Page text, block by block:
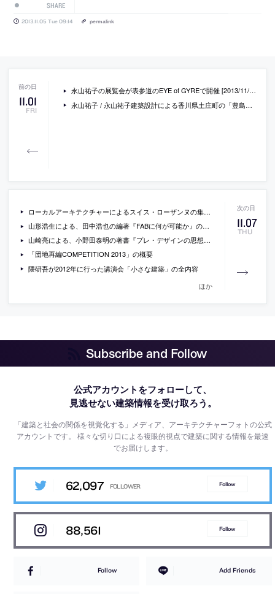
SHARE
2013.11.05 Tue 09:14 permalink
11.01
FRI
永山祐子の展覧会が表参道のEYE of GYREで開催 [2013/11/6-11/24]
永山祐子 / 永山祐子建築設計による香川県土庄町の「豊島横尾館」
11.07
THU
ローカルアーキテクチャーによるスイス・ローザンヌの集合住宅の写真
山形浩生による、田中浩也の編著『FABに何が可能か』のブックレビュー「モノ作りムーヴメント：その現状と新たな可能性」
山崎亮による、小野田泰明の著書『プレ・デザインの思想』のブックレビュー
「団地再編COMPETITION 2013」の概要
隈研吾が2012年に行った講演会「小さな建築」の全内容
ほか
Subscribe and Follow
公式アカウントをフォローして、
見逃せない建築情報を受け取ろう。
「建築と社会の関係を視覚化する」メディア、アーキテクチャーフォトの公式
アカウントです。様々な切り口による複眼的視点で建築に関する情報を最速
でお届けします。
62,097 Follow
88,561 Follow
Follow Add Friends